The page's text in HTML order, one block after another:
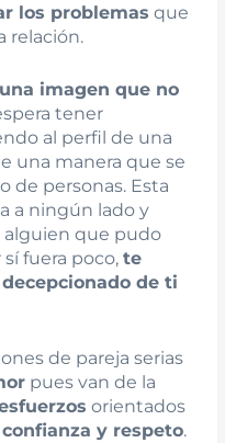
los problemas que
relación.
imagen que no
tener
al perfil de una
una manera que se
de personas. Esta
a ningún lado y
que pudo
fuera poco,te
de ti
de pareja serias
pues van de la
orientados
confianza y respeto.